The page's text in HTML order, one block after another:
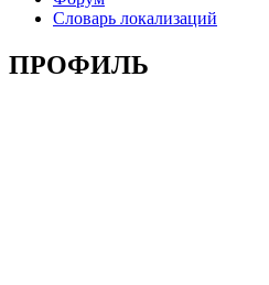
Словарь локализаций
ПРОФИЛЬ